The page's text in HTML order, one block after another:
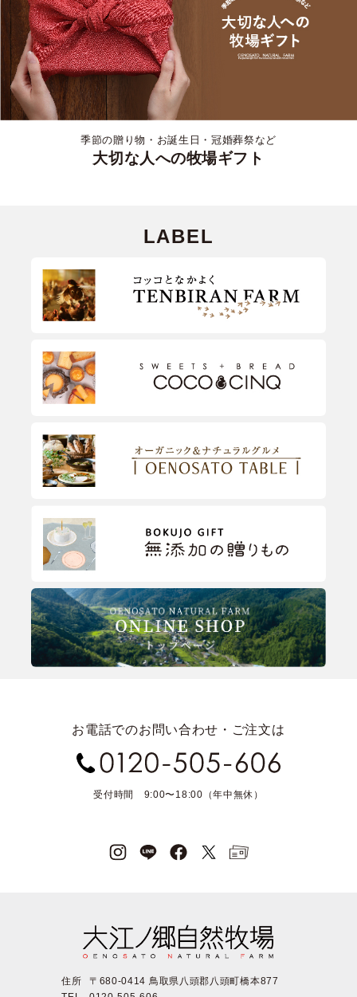
季節の贈り物・お誕生日・冠婚葬祭など
大切な人への牧場ギフト
LABEL
お電話でのお問い合わせ・ご注文は
受付時間 9:00〜18:00（年中無休）
住所
〒680-0414 鳥取県八頭郡八頭町橋本877